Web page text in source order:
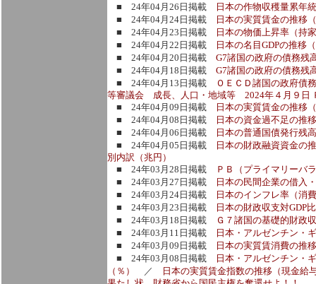
■ 24年04月26日掲載
日本の作物収穫量累年
■ 24年04月24日掲載
日本の実質賃金の推移
■ 24年04月23日掲載
日本の物価上昇率（持
■ 24年04月22日掲載
日本の名目GDPの推移
■ 24年04月20日掲載 G7諸国の政府の債務残
■ 24年04月18日掲載 G7諸国の政府の債務残
■ 24年04月13日掲載
ＯＥＣＤ諸国の政府債
等審議会 成長、人口・地域等 2024年４月９日
■ 24年04月09日掲載
日本の実質賃金の推移
■ 24年04月08日掲載
日本の資金過不足の推
■ 24年04月06日掲載
日本の普通国債発行残
■ 24年04月05日掲載
日本の財政融資資金の
別内訳（兆円）
■ 24年03月28日掲載
ＰＢ（プライマリーバ
■ 24年03月27日掲載
日本の民間企業の借入
■ 24年03月24日掲載
日本のインフレ率（消
■ 24年03月23日掲載
日本の財政収支対GDP
■ 24年03月18日掲載 Ｇ７諸国の基礎的財政
■ 24年03月11日掲載
日本・アルゼンチン・
■ 24年03月09日掲載
日本の実質賃消費の推
■ 24年03月08日掲載
日本・アルゼンチン・
（％）
／
日本の実質賃金指数の推移（現金給